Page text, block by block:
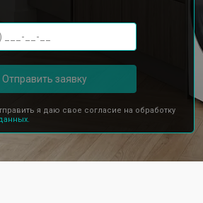
Отправить заявку
я даю свое согласие на обработку